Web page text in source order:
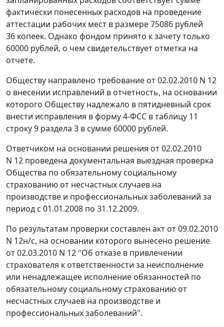
фактически понесенных расходов на проведение
аттестации рабочих мест в размере 75086 рублей
36 копеек. Однако фондом принято к зачету только
60000 рублей, о чем свидетельствует отметка на
отчете.
Обществу направлено требование от 02.02.2010 N 12
о внесении исправлений в отчетность, на основании
которого Обществу надлежало в пятидневный срок
внести исправления вформу 4-ФСС в таблицу 11
строку 9 раздела 3 в сумме 60000 рублей.
Ответчиком на основании решения от 02.02.2010
N 12 проведена документальная выездная проверка
Общества по обязательному социальному
страхованию от несчастных случаев на
производстве и профессиональных заболеваний за
период с 01.01.2008 по 31.12.2009.
По результатам проверки составлен акт от 09.02.2010
N 12н/с, на основании которого вынесено решение
от 02.03.2010 N 12 "Об отказе в привлечении
страхователя к ответственности за неисполнение
или ненадлежащее исполнение обязанностей по
обязательному социальному страхованию от
несчастных случаев на производстве и
профессиональных заболеваний".